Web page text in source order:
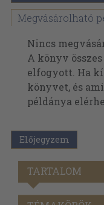
Megvásárolható
Nincs
A könyv
elfogyott. Ha
könyvet, és
példánya
Előjegyzem
TARTALOM